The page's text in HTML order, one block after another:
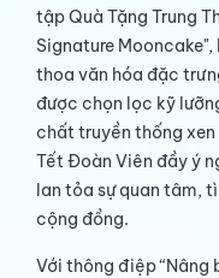
tập Quà Tặng Trung
Signature
thoa văn hóa đặc
được chọn lọc kỹ
chất truyền thống
Tết Đoàn Viên đầy ý
lan tỏa sự quan tâm,
cộng đồng.
Với thông điệp “Nâng